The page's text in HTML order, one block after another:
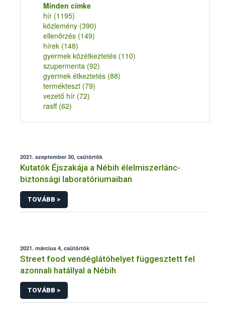
Minden címke
hír (1195)
közlemény (390)
ellenőrzés (149)
hírek (148)
gyermek közétkeztetés (110)
szupermenta (92)
gyermek étkeztetés (88)
termékteszt (79)
vezető hír (72)
rasff (62)
2021. szeptember 30, csütörtök
Kutatók Éjszakája a Nébih élelmiszerlánc-
biztonsági laboratóriumaiban
TOVÁBB >
2021. március 4, csütörtök
Street food vendéglátóhelyet függesztett fel
azonnali hatállyal a Nébih
TOVÁBB >